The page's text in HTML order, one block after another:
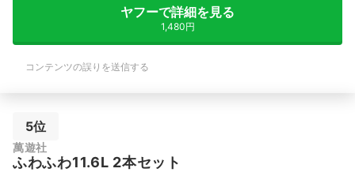
ヤフーで詳細を見る
1,480円
コンテンツの誤りを送信する
5位
萬遊社
ふわふわ11.6L 2本セット